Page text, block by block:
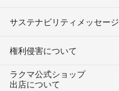
サステナビリティメッセージ
権利侵害について
ラクマ公式ショップ
出店について